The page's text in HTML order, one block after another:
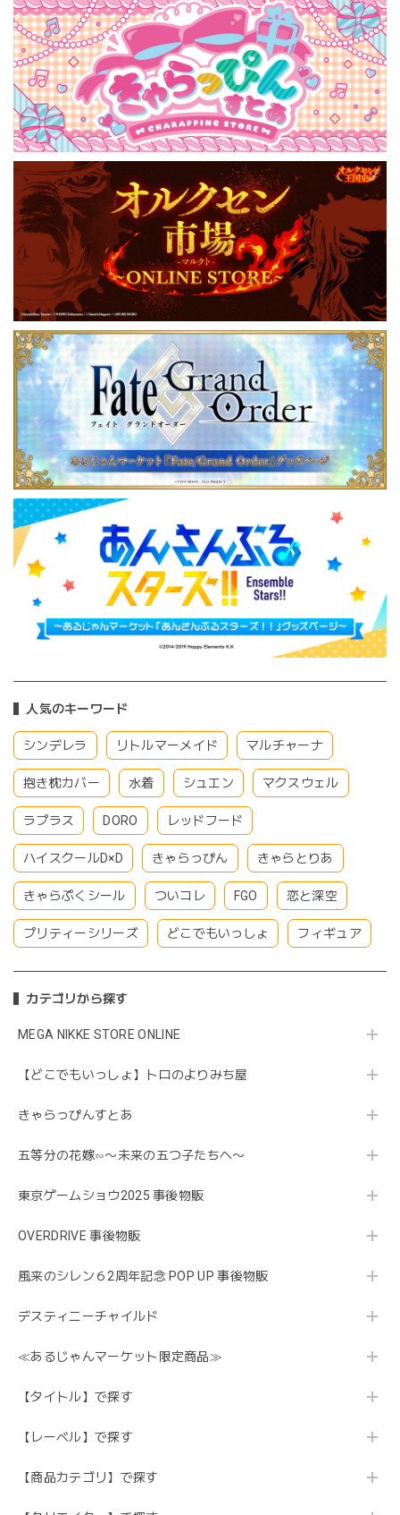
人気のキーワード
シンデレラ リトルマーメイド マルチャーナ
抱き枕カバー 水着 シュエン マクスウェル
ラプラス DORO レッドフード
ハイスクールD×D きゃらっぴん きゃらとりあ
きゃらぷくシール ついコレ FGO 恋と深空
プリティーシリーズ どこでもいっしょ フィギュア
カテゴリから探す
MEGA NIKKE STORE ONLINE
【どこでもいっしょ】トロのよりみち屋
きゃらっぴんすとあ
五等分の花嫁∽〜未来の五つ子たちへ〜
東京ゲームショウ2025 事後物販
OVERDRIVE 事後物販
風来のシレン６2周年記念 POP UP 事後物販
デスティニーチャイルド
≪あるじゃんマーケット限定商品≫
【タイトル】で探す
【レーベル】で探す
【商品カテゴリ】で探す